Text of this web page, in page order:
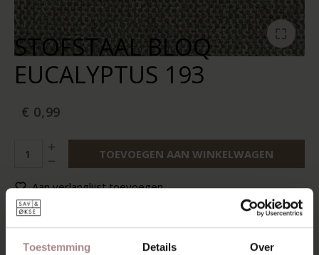
Toestemming Details Over
STOFSTAAL BLOQ
EUCALYPTUS 193
€ 0,99
TOEVOEGEN AAN WINKELWAGEN
Aan verlanglijst toevoegen
Op voorraad:
Levertijd: 2-5 werkdagen